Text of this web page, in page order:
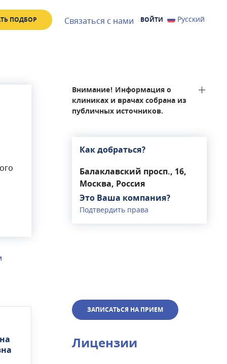
ПОДБОР Связаться с нами ВОЙТИ Русский
Внимание! Информация о
клиниках и врачах собрана из
публичных источников.
Как добраться?
Балаклавский просп., 16,
Москва, Россия
Это Ваша компания?
Подтвердить права
ЗАПИСАТЬСЯ НА ПРИЕМ
Лицензии